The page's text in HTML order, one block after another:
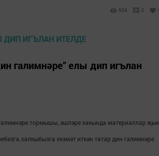
906 0
галимнәре" елы дип игълан
тормышы, эшләре хакында материаллар
халкыбызга хезмәт иткән татар дин галимнәре